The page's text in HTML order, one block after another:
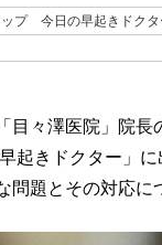
ップ 今日の早起きドクタ
目々澤医院」院
起きドクター」
問題とその対応に